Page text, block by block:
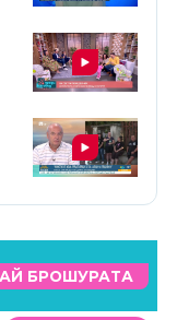
БРОШУРАТА